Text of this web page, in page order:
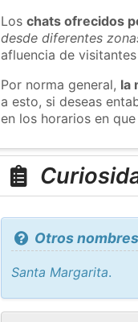
Loschats ofrecidos
desde diferentes
afluencia de
Por norma general, la
a esto, si deseas
en los horarios en
Otros
Santa Margarita.